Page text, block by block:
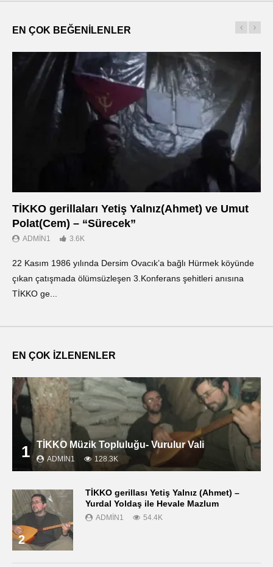
EN ÇOK BEĞENILENLER
TİKKO gerillaları Yetiş Yalnız(Ahmet) ve Umut
Polat(Cem) – “Sürecek”
ADMIN1 3.6K
22 Kasım 1986 yılında Dersim Ovacık’a bağlı Hürmek köyünde
çıkan çatışmada ölümsüzleşen 3.Konferans şehitleri anısına
TİKKO ge...
EN ÇOK İZLENENLER
1 TİKKO Müzik Topluluğu- Vurulur Vali
ADMIN1 128.3K
2
TİKKO gerillası Yetiş Yalnız (Ahmet) –
Yurdal Yoldaş ile Hevale Mazlum
ADMIN1 54.4K